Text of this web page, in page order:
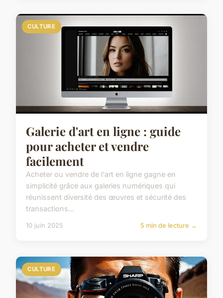
CULTURE
Galerie d'art en ligne : guide
pour acheter et vendre
facilement
Acheter ou vendre de l'art en ligne gagne en
simplicité grâce aux galeries numériques qui
réunissent diversité des œuvres et sécurité des
transactions...
10 juin 2025 5 min de lecture →
CULTURE